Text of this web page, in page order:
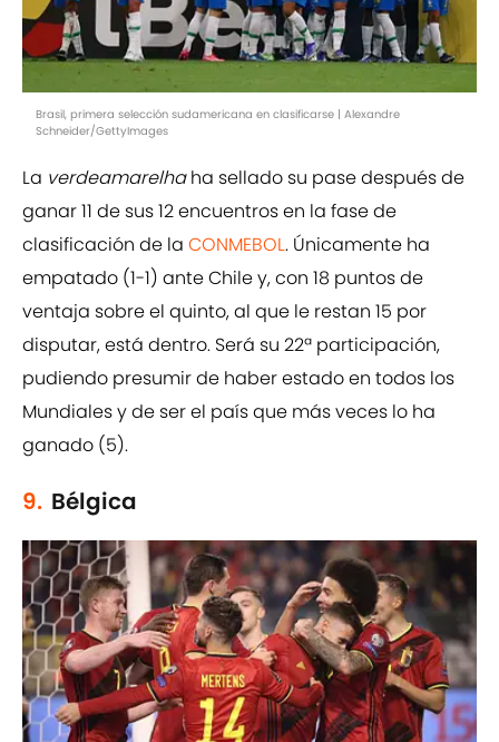
Brasil, primera selección sudamericana en clasificarse | Alexandre
Schneider/GettyImages
La verdeamarelhaha sellado su pase después de
ganar 11 de sus 12 encuentros en la fase de
clasificación de la CONMEBOL. Únicamente ha
empatado (1-1) ante Chile y, con 18 puntos de
ventaja sobre el quinto, al que le restan 15 por
disputar, está dentro. Será su 22ª participación,
pudiendo presumir de haber estado en todos los
Mundiales y de ser el país que más veces lo ha
ganado (5).
9. Bélgica